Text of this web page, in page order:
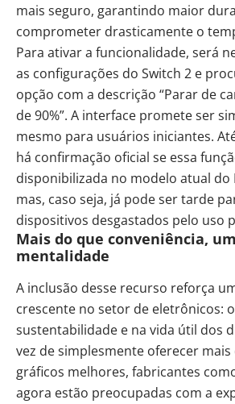
mais seguro, garantindo maior
comprometer drasticamente o
Para ativar a funcionalidade, será
as configurações do Switch 2 e
opção com a descrição “Parar de
de 90%”. A interface promete ser
mesmo para usuários iniciantes.
há confirmação oficial se essa
disponibilizada no modelo atual do
mas, caso seja, já pode ser tarde
dispositivos desgastados pelo uso
Mais do que conveniência,
mentalidade
A inclusão desse recurso reforça
crescente no setor de eletrônicos:
sustentabilidade e na vida útil dos
vez de simplesmente oferecer
gráficos melhores, fabricantes
agora estão preocupadas com a